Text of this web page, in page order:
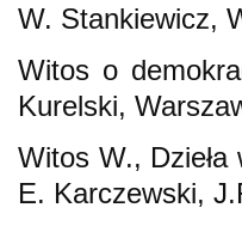
W. Stankiewicz,
Witos o
Kurelski,
Witos W.,
E. Karczewski,